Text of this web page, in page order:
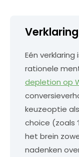
Eén
rationele
depletion op
keuzeoptie
choice (zoals
het brein
nadenken